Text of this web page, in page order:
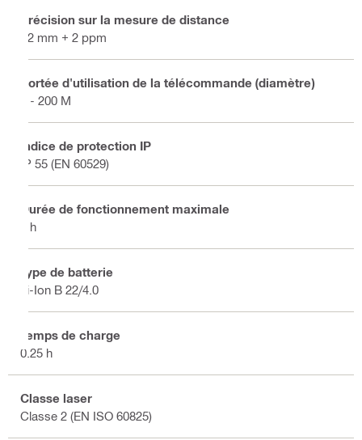
Précision sur la mesure de distance
±2 mm + 2 ppm
Portée d'utilisation de la télécommande (diamètre)
2 - 200 M
Indice de protection IP
IP 55 (EN 60529)
Durée de fonctionnement maximale
6 h
Type de batterie
Li-Ion B 22/4.0
Temps de charge
0.25 h
Classe laser
Classe 2 (EN ISO 60825)